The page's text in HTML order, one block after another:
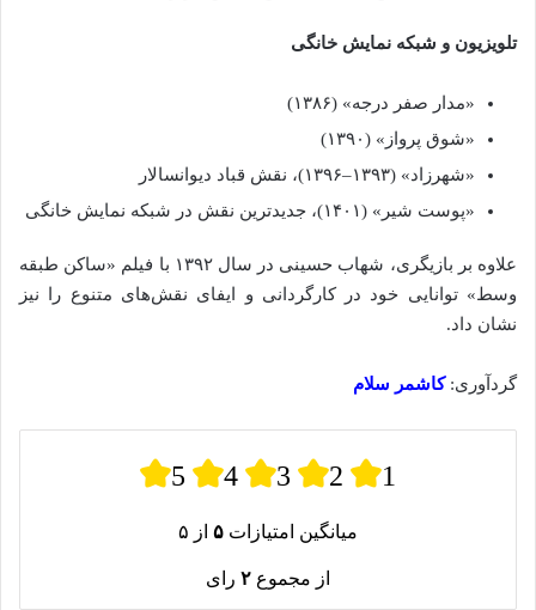
تلویزیون و شبکه نمایش خانگی
«مدار صفر درجه» (۱۳۸۶)
«شوق پرواز» (۱۳۹۰)
«شهرزاد» (۱۳۹۳–۱۳۹۶)، نقش قباد دیوانسالار
«پوست شیر» (۱۴۰۱)، جدیدترین نقش در شبکه نمایش خانگی
علاوه بر بازیگری، شهاب حسینی در سال ۱۳۹۲ با فیلم «ساکن طبقه
وسط» توانایی خود در کارگردانی و ایفای نقش‌های متنوع را نیز
نشان داد.
گردآوری:کاشمر سلام
5 4 3 2 1
میانگین امتیازات ۵ از ۵
از مجموع ۲ رای